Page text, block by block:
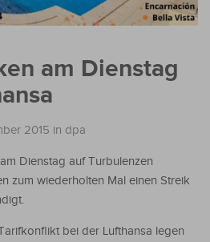
am Dienstag
2015 in dpa
Dienstag auf Turbulenzen
zum wiederholten Mal einen Streik
bei der Lufthansa legen